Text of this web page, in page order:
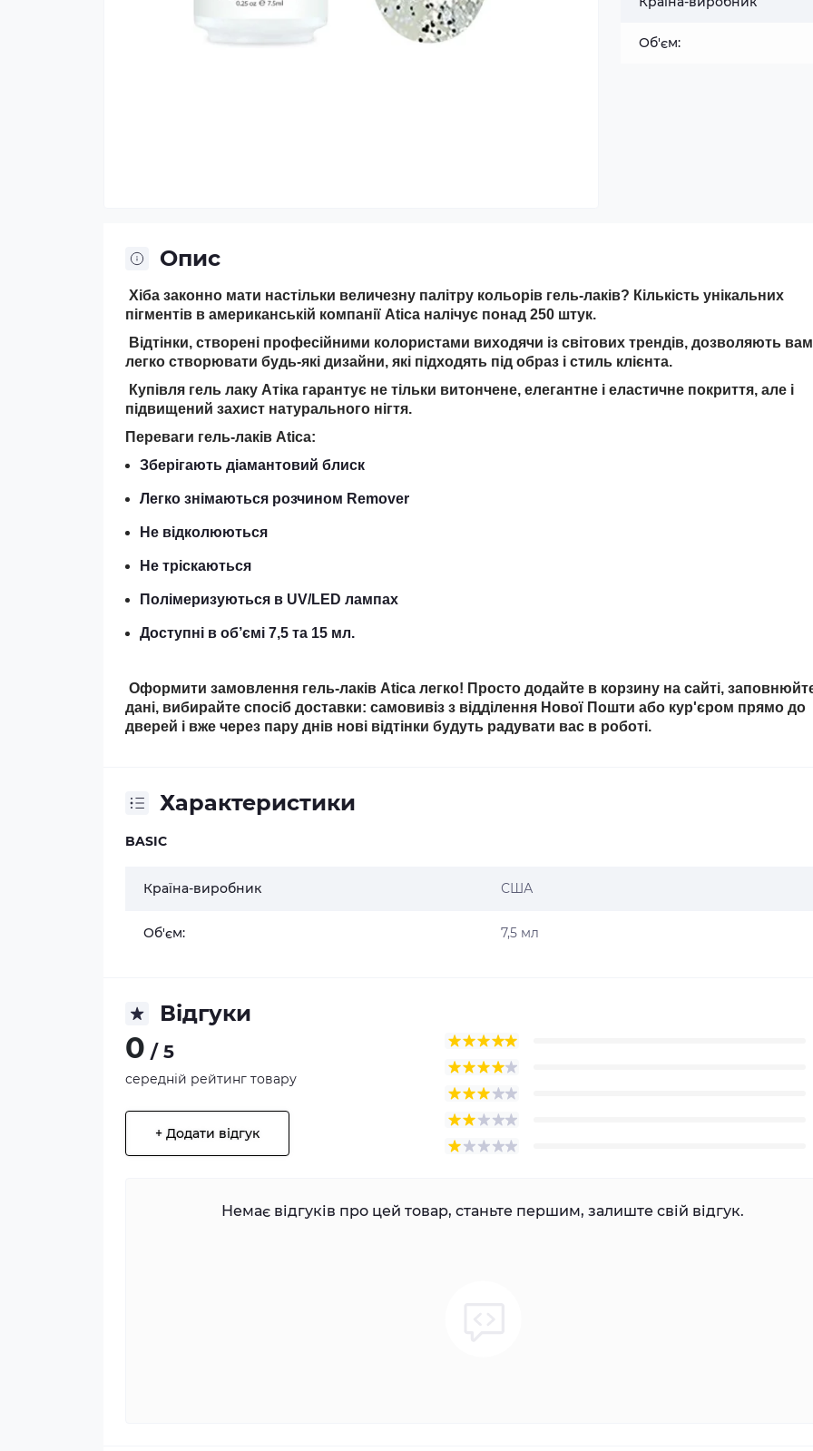
Об'єм:
Опис
Хіба законно мати настільки величезну палітру кольорів гель-лаків? Кількість унікальних
пігментів в американській компанії Atica налічує понад 250 штук.
Відтінки, створені професійними колористами виходячи із світових трендів, дозволяють вам
легко створювати будь-які дизайни, які підходять під образ і стиль клієнта.
Купівля гель лаку Атіка гарантує не тільки витончене, елегантне і еластичне покриття, але і
підвищений захист натурального нігтя.
Переваги гель-лаків Atica:
Зберігають діамантовий блиск
Легко знімаються розчином Remover
Не відколюються
Не тріскаються
Полімеризуються в UV/LED лампах
Доступні в об’ємі 7,5 та 15 мл.
Оформити замовлення гель-лаків Atica легко! Просто додайте в корзину на сайті,
дані, вибирайте спосіб доставки: самовивіз з відділення Нової Пошти або кур'єром прямо до
дверей і вже через пару днів нові відтінки будуть радувати вас в роботі.
Характеристики
BASIC
Країна-виробник США
Об'єм: 7,5 мл
Відгуки
0 / 5
середній рейтинг товару
+ Додати відгук
Немає відгуків про цей товар, станьте першим, залиште свій відгук.